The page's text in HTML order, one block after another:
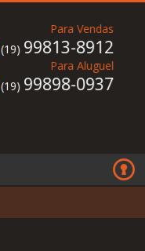
Para Vendas
(19) 99813-8912
Para Aluguel
(19) 99898-0937